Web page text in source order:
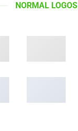
NORMAL LOGOS